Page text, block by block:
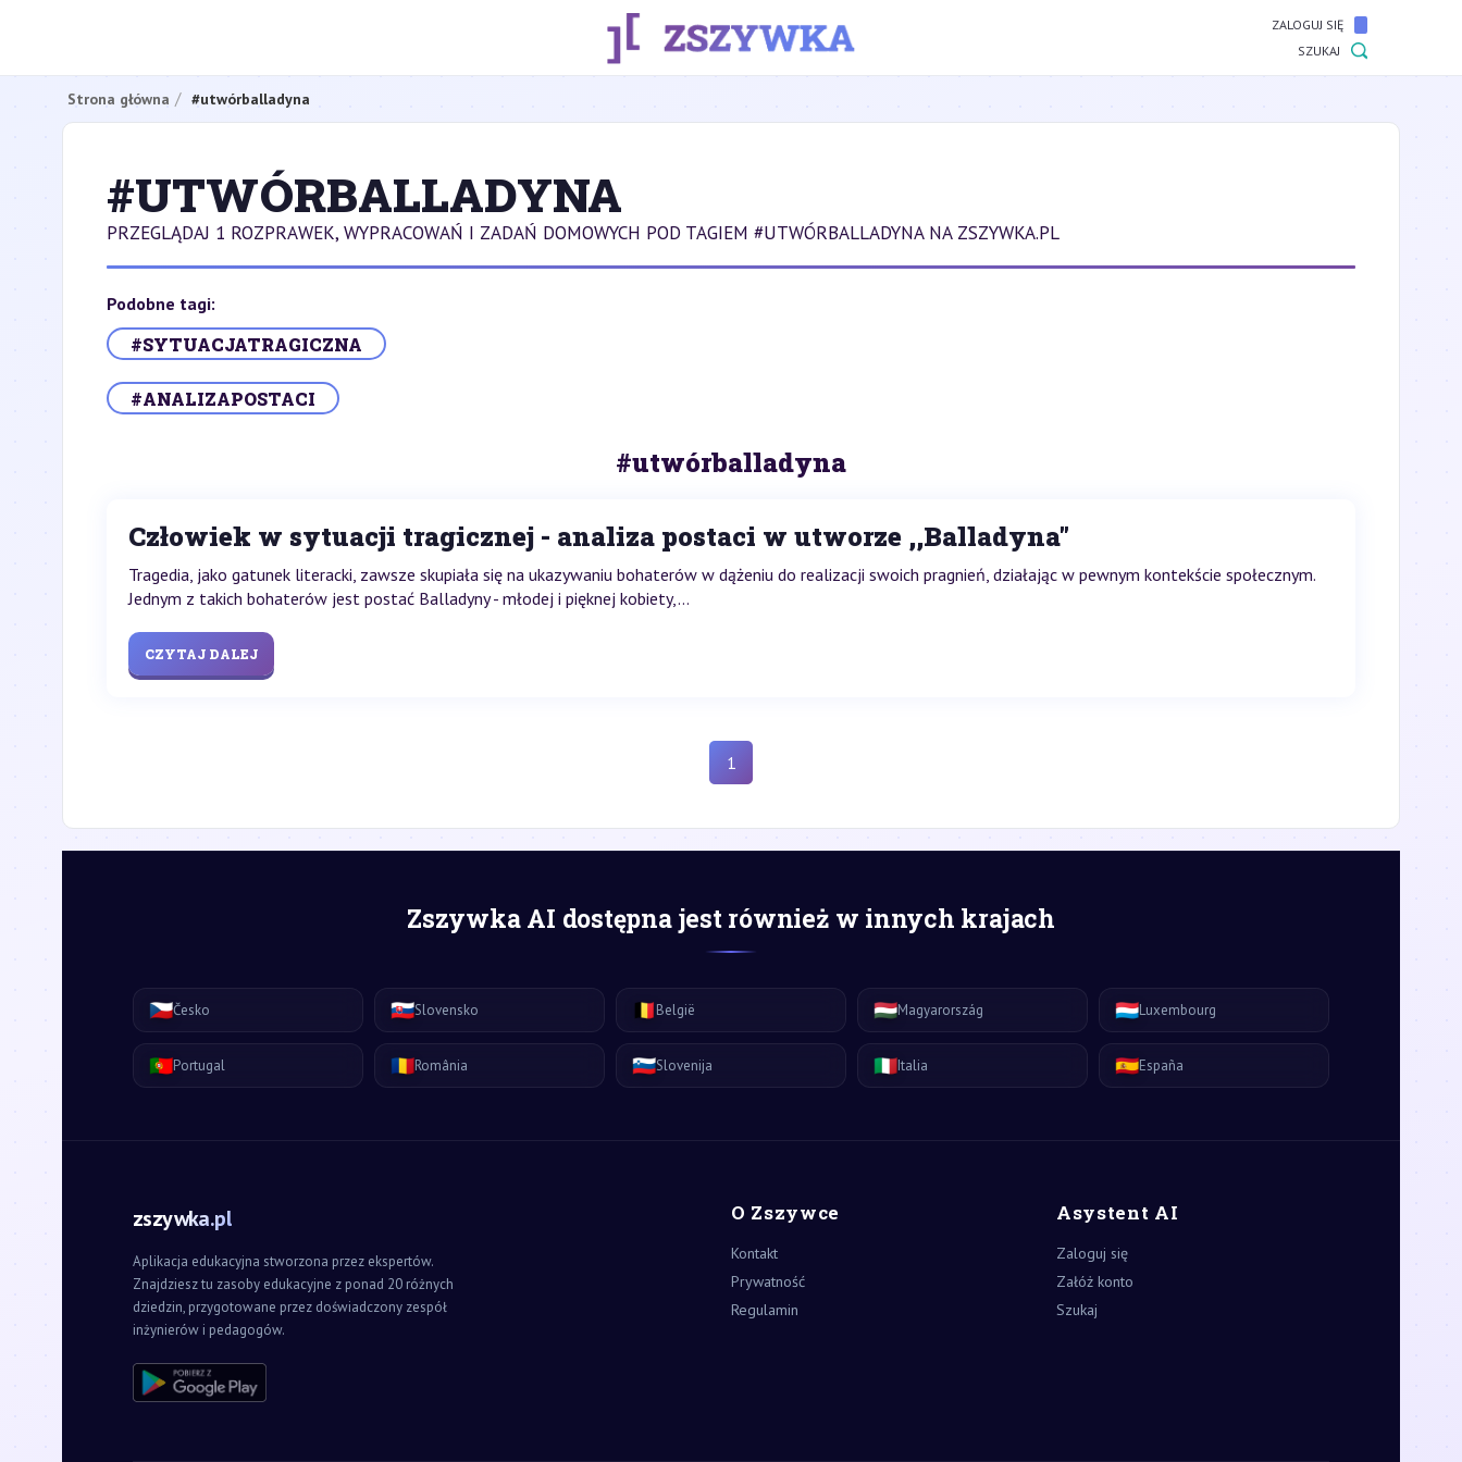
ZALOGUJ SIĘ
SZUKAJ
Strona główna #utwórballadyna
#UTWÓRBALLADYNA
PRZEGLĄDAJ 1 ROZPRAWEK, WYPRACOWAŃ I ZADAŃ DOMOWYCH POD TAGIEM #UTWÓRBALLADYNA NA ZSZYWKA.PL
Podobne tagi:
#SYTUACJATRAGICZNA
#ANALIZAPOSTACI
#utwórballadyna
Człowiek w sytuacji tragicznej - analiza postaci w utworze ,,Balladyna''
Tragedia, jako gatunek literacki, zawsze skupiała się na ukazywaniu bohaterów w dążeniu do realizacji swoich pragnień, działając w pewnym kontekście społecznym.
Jednym z takich bohaterów jest postać Balladyny - młodej i pięknej kobiety,...
CZYTAJ DALEJ
1
Zszywka AI dostępna jest również w innych krajach
🇨🇿Česko 🇸🇰Slovensko 🇧🇪België 🇭🇺Magyarország 🇱🇺Luxembourg
🇵🇹Portugal 🇷🇴România 🇸🇮Slovenija 🇮🇹Italia 🇪🇸España
zszywka.pl
Aplikacja edukacyjna stworzona przez ekspertów.
Znajdziesz tu zasoby edukacyjne z ponad 20 różnych
dziedzin, przygotowane przez doświadczony zespół
inżynierów i pedagogów.
O Zszywce
Kontakt
Prywatność
Regulamin
Asystent AI
Zaloguj się
Załóż konto
Szukaj